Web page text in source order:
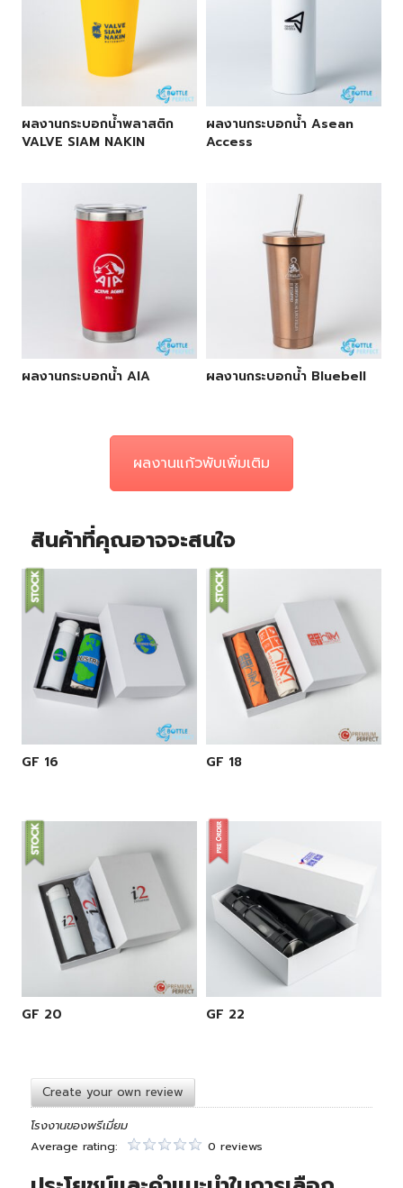
ผลงานกระบอกน้ำพลาสติก
VALVE SIAM NAKIN
ผลงานกระบอกน้ำ Asean
Access
ผลงานกระบอกน้ำ AIA ผลงานกระบอกน้ำ Bluebell
ผลงานแก้วพับเพิ่มเติม
สินค้าที่คุณอาจจะสนใจ
GF 16 GF 18
GF 20 GF 22
Create your own review
โรงงานของพรีเมี่ยม
Average rating:
0 reviews